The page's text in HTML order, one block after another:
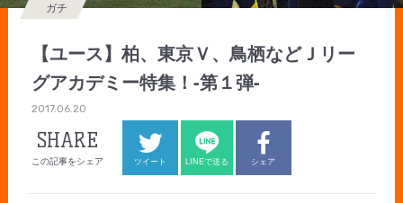
【ユース】柏、東京Ｖ、鳥栖などＪリー
グアカデミー特集！-第１弾-
ガチ
2017.06.20
SHARE
この記事をシェア ツイート LINEで送る シェア